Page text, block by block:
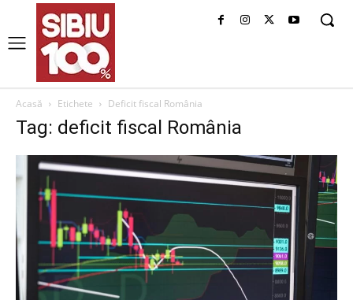
Acasă Etichete Deficit fiscal România
Tag: deficit fiscal România